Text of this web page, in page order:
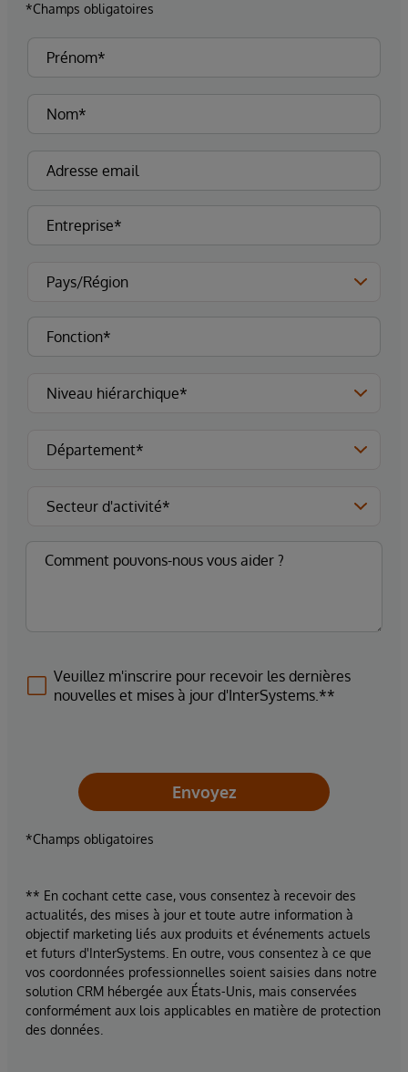
*Champs obligatoires
Veuillez m'inscrire pour recevoir les dernières
nouvelles et mises à jour d'InterSystems.**
Envoyez
*Champs obligatoires
** En cochant cette case, vous consentez à recevoir des
actualités, des mises à jour et toute autre information à
objectif marketing liés aux produits et événements actuels
et futurs d'InterSystems. En outre, vous consentez à ce que
vos coordonnées professionnelles soient saisies dans notre
solution CRM hébergée aux États-Unis, mais conservées
conformément aux lois applicables en matière de protection
des données.